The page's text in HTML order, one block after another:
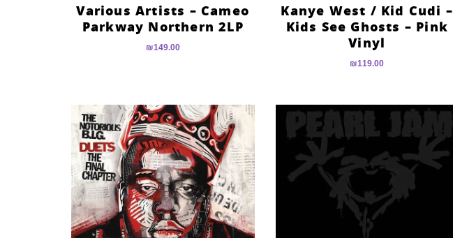
Kanye West / Kid Cudi –
Kids See Ghosts – Pink
Vinyl
₪119.00
Various Artists – Cameo
Parkway Northern 2LP
₪149.00